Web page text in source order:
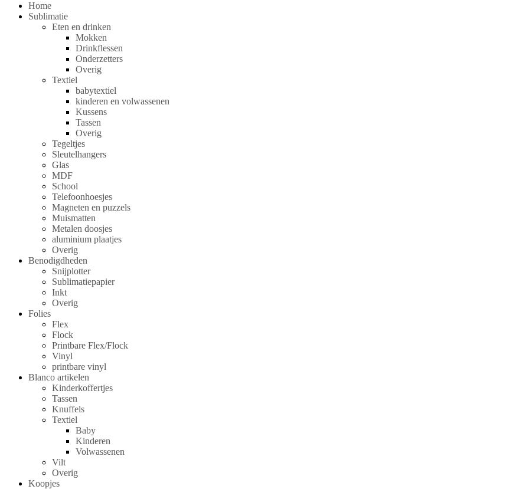
Home
Sublimatie
Eten en drinken
Mokken
Drinkflessen
Onderzetters
Overig
Textiel
babytextiel
kinderen en volwassenen
Kussens
Tassen
Overig
Tegeltjes
Sleutelhangers
Glas
MDF
School
Telefoonhoesjes
Magneten en puzzels
Muismatten
Metalen doosjes
aluminium plaatjes
Overig
Benodigdheden
Snijplotter
Sublimatiepapier
Inkt
Overig
Folies
Flex
Flock
Printbare Flex/Flock
Vinyl
printbare vinyl
Blanco artikelen
Kinderkoffertjes
Tassen
Knuffels
Textiel
Baby
Kinderen
Volwassenen
Vilt
Overig
Koopjes